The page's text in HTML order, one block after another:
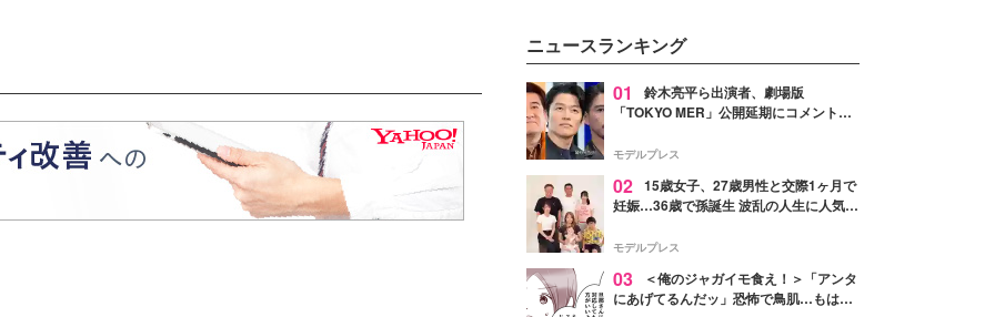
デルの宮城舞と島村雄大の特別対
談をお届け！それぞれの視点か
ら、今作ならではの魅力や予想外
の感動をもたらす奥深いストーリ
た。
ニュースランキング
01
鈴木亮平ら出演者、劇場版
「TOKYO MER」公開延期にコメント
最大の敬意とエールを」
モデルプレス
02 15歳女子、27歳男性と交際1ヶ月で
妊娠…36歳で孫誕生 波乱の人生に人気タ
よ！」
モデルプレス
03
＜俺のジャガイモ食え！＞「アンタ
にあげてるんだッ」恐怖で鳥肌…もはや